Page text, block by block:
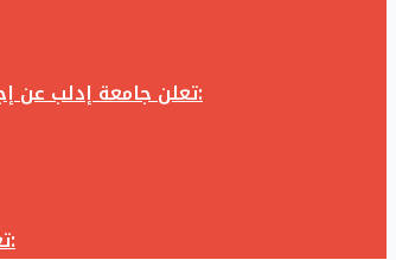
تعلن جامعة إدلب عن إجراء مناقصة (بالظرف المختوم) لشراء وتوريد زجاجيات ومواد مخبرية لزوم مخابر جامعة إدلب وفق الكميات والمواصفات المحددة أدناه:
تعلن جامعة إدلب عن إجراء مناقصة (بالظرف المختوم) لأعمال تجهيز مخبر الدراسات العليا في كلية العلوم في جامعة ادلب وفق الآتي: